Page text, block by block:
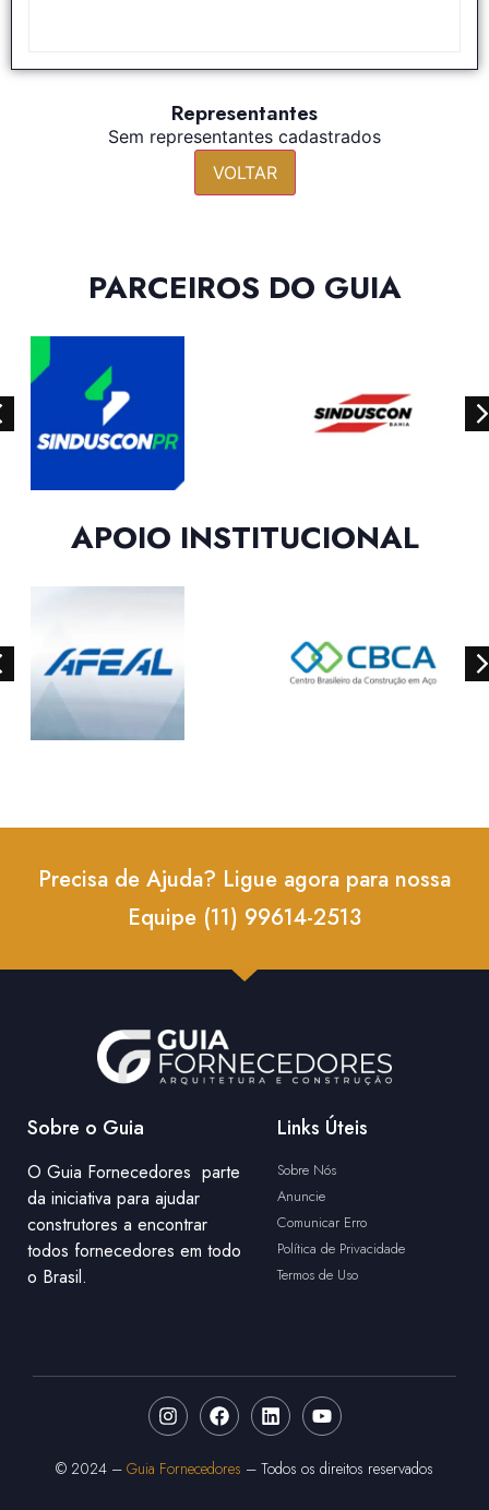
Representantes
Sem representantes cadastrados
VOLTAR
PARCEIROS DO GUIA
APOIO INSTITUCIONAL
Precisa de Ajuda? Ligue agora para nossa
Equipe (11) 99614-2513
Sobre o Guia
O Guia Fornecedores parte
da iniciativa para ajudar
construtores a encontrar
todos fornecedores em todo
o Brasil.
Links Úteis
Sobre Nós
Anuncie
Comunicar Erro
Política de Privacidade
Termos de Uso
© 2024 – Guia Fornecedores – Todos os direitos reservados